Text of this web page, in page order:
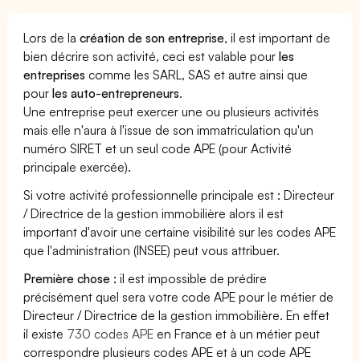
Lors de lacréation de son entreprise, il est important de
bien décrire son activité, ceci est valable pourles
entreprises comme les SARL, SAS et autre ainsi que
pourles auto-entrepreneurs.
Une entreprise peut exercer une ou plusieurs activités
mais elle n'aura à l'issue de son immatriculation qu'un
numéro SIRET et un seul code APE (pour Activité
principale exercée).
Si votre activité professionnelle principale est : Directeur
/ Directrice de la gestion immobilière alors il est
important d'avoir une certaine visibilité sur les codes APE
que l'administration (INSEE) peut vous attribuer.
Première chose : il est impossible de prédire
précisément quel sera votre code APE pour le métier de
Directeur / Directrice de la gestion immobilière. En effet
il existe 730 codes APE en France et à un métier peut
correspondre plusieurs codes APE et à un code APE